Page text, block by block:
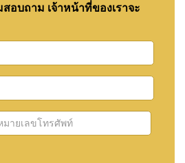
อบถาม เจ้าหน้าที่ของเราจะ